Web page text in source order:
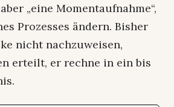
„eine Momentaufnahme“,
Prozesses ändern. Bisher
nicht nachzuweisen,
erteilt, er rechne in ein bis